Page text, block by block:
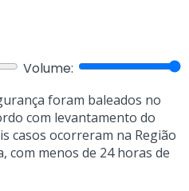
Volume:
foram baleados no
com levantamento do
casos ocorreram na Região
com menos de 24 horas de